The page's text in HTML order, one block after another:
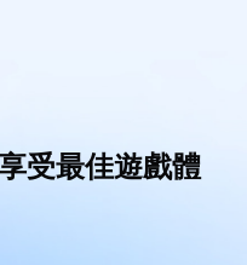
受最佳遊戲體